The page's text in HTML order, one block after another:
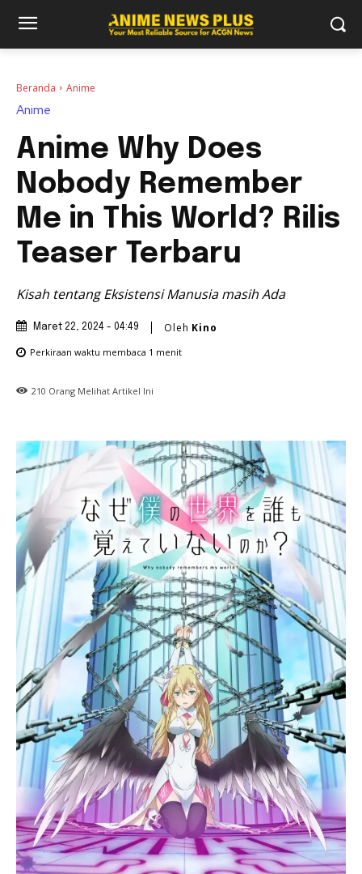
Beranda Anime
Anime
Anime Why Does
Nobody Remember
Me in This World? Rilis
Teaser Terbaru
Kisah tentang Eksistensi Manusia masih Ada
Maret 22, 2024 - 04:49 Oleh Kino
Perkiraan waktu membaca 1 menit
210 Orang Melihat Artikel Ini